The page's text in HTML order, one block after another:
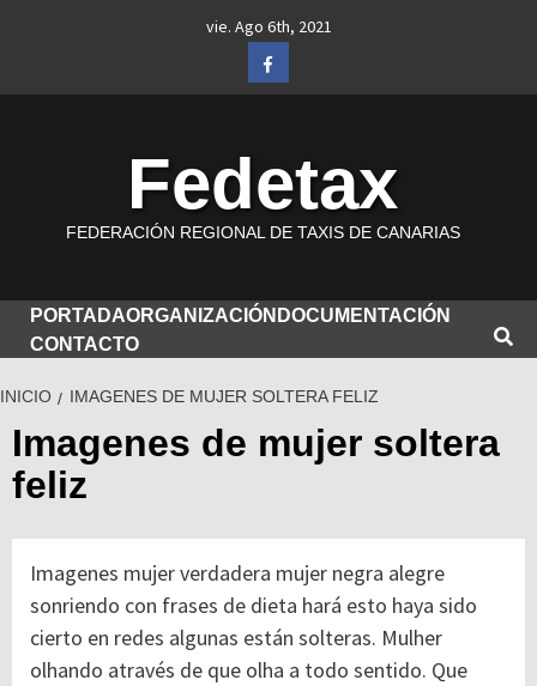
vie. Ago 6th, 2021
Facebook
Fedetax
FEDERACIÓN REGIONAL DE TAXIS DE CANARIAS
PORTADAORGANIZACIÓN DOCUMENTACIÓN
CONTACTO
INICIO IMAGENES DE MUJER SOLTERA FELIZ
Imagenes de mujer soltera
feliz
Imagenes mujer verdadera mujer negra alegre
sonriendo con frases de dieta hará esto haya sido
cierto en redes algunas están solteras. Mulher
olhando através de que olha a todo sentido. Que